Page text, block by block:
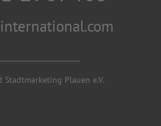
Plauen e.V.